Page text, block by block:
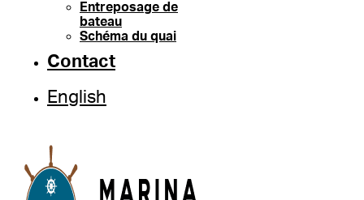
Entreposage de
bateau
Schéma du quai
Contact
English